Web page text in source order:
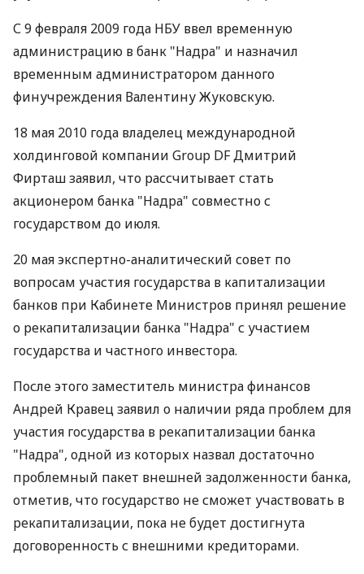
С 9 февраля 2009 года НБУ ввел временную
администрацию в банк "Надра" и назначил
временным администратором данного
финучреждения Валентину Жуковскую.
18 мая 2010 года владелец международной
холдинговой компании Group DF Дмитрий
Фирташ заявил, что рассчитывает стать
акционером банка "Надра" совместно с
государством до июля.
20 мая экспертно-аналитический совет по
вопросам участия государства в капитализации
банков при Кабинете Министров принял решение
о рекапитализации банка "Надра" с участием
государства и частного инвестора.
После этого заместитель министра финансов
Андрей Кравец заявил о наличии ряда проблем для
участия государства в рекапитализации банка
"Надра", одной из которых назвал достаточно
проблемный пакет внешней задолженности банка,
отметив, что государство не сможет участвовать в
рекапитализации, пока не будет достигнута
договоренность с внешними кредиторами.